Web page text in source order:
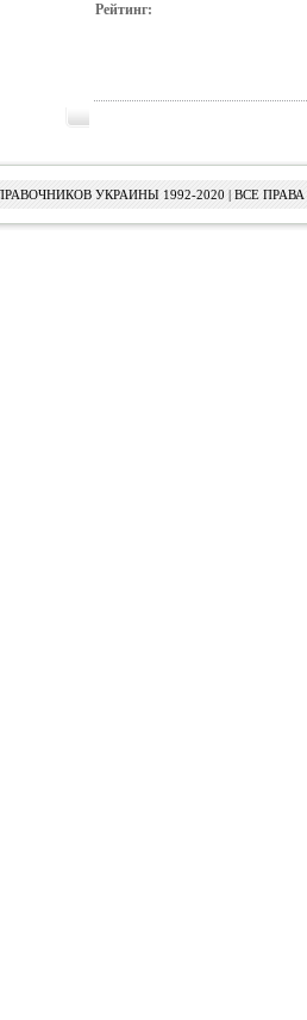
Рейтинг:
УКРАИНЫ 1992-2020 | ВСЕ